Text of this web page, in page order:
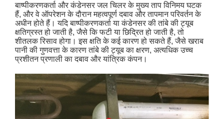
बाष्पीकरणकर्ता और कंडेनसर जल चिलर के मुख्य ताप विनिमय घटक
हैं, और वे ऑपरेशन के दौरान महत्वपूर्ण दबाव और तापमान परिवर्तन के
अधीन होते हैं। यदि बाष्पीकरणकर्ता या कंडेनसर की तांबे की ट्यूब
क्षतिग्रस्त हो जाती है, जैसे कि फटी या छिद्रित हो जाती है, तो
शीतलक रिसाव होगा। इस क्षति के कई कारण हो सकते हैं, जैसे खराब
पानी की गुणवत्ता के कारण तांबे की ट्यूब का क्षरण, अत्यधिक उच्च
प्रशीतन प्रणाली का दबाव और यांत्रिक कंपन।